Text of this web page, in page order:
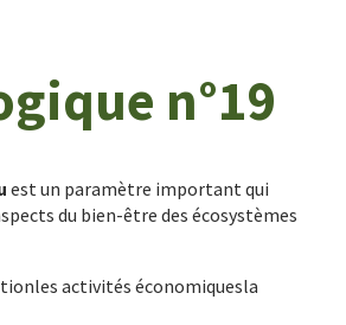
n°19
est un paramètre important qui
du bien-être des écosystèmes
activités économiquesla